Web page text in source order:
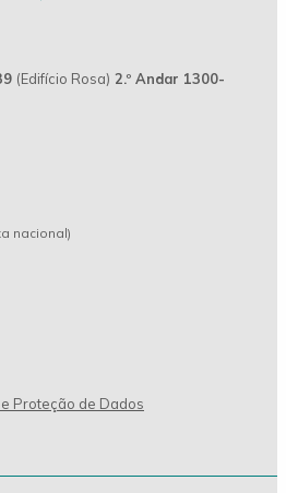
(Edifício Rosa) 2.º Andar 1300-
nacional)
Proteção de Dados